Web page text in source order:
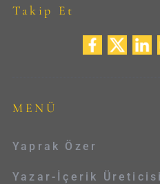
Takip Et
MENÜ
Yaprak Özer
Yazar-İçerik Üreticisi